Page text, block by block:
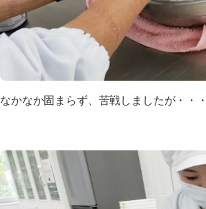
なかなか固まらず、苦戦しましたが・・